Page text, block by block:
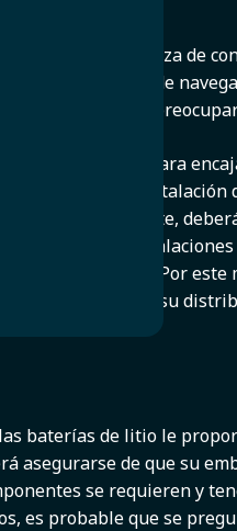
es tener la certeza de
los sistemas de
su barco sin
están diseñadas para
es posible una
tenga actualmente,
que todas las
ser peligrosos. Por
en contacto con su
baterías de litio le
asegurarse de que su
se requieren y
es probable que se